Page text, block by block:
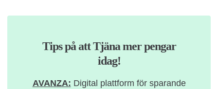
Tips på att Tjäna mer pengar
idag!
AVANZA: Digital plattform för sparande